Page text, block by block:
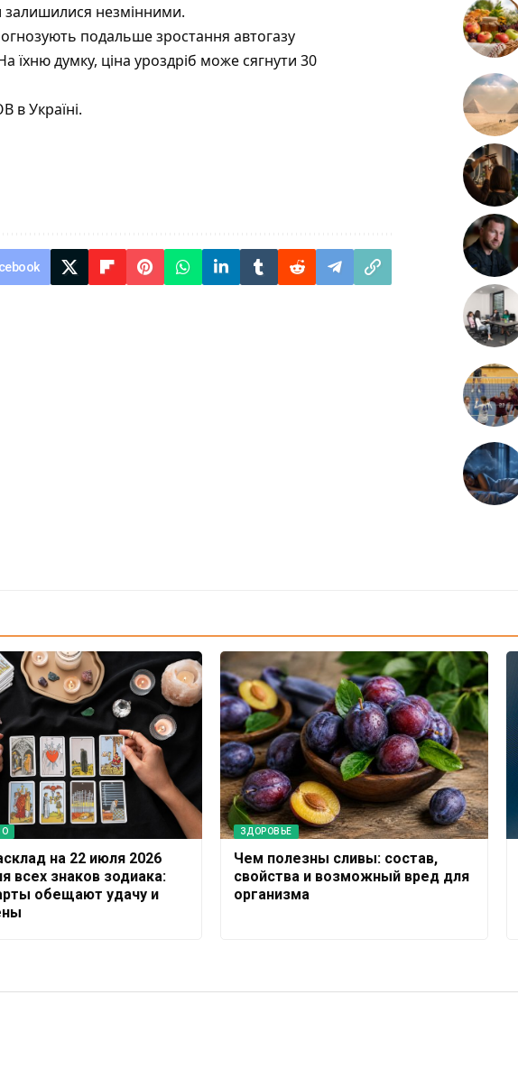
залишилися незмінними.
подальше зростання автогазу
їхню думку, ціна уроздріб може сягнути 30
в Україні.
на 22 июля 2026
всех знаков зодиака:
обещают удачу и
ЗДОРОВЬЕ
Чем полезны сливы: состав,
свойства и возможный вред для
организма